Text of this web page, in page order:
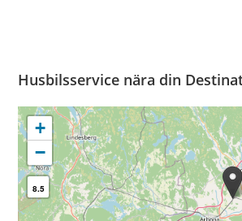
Husbilsservice nära din
+
−
8.5